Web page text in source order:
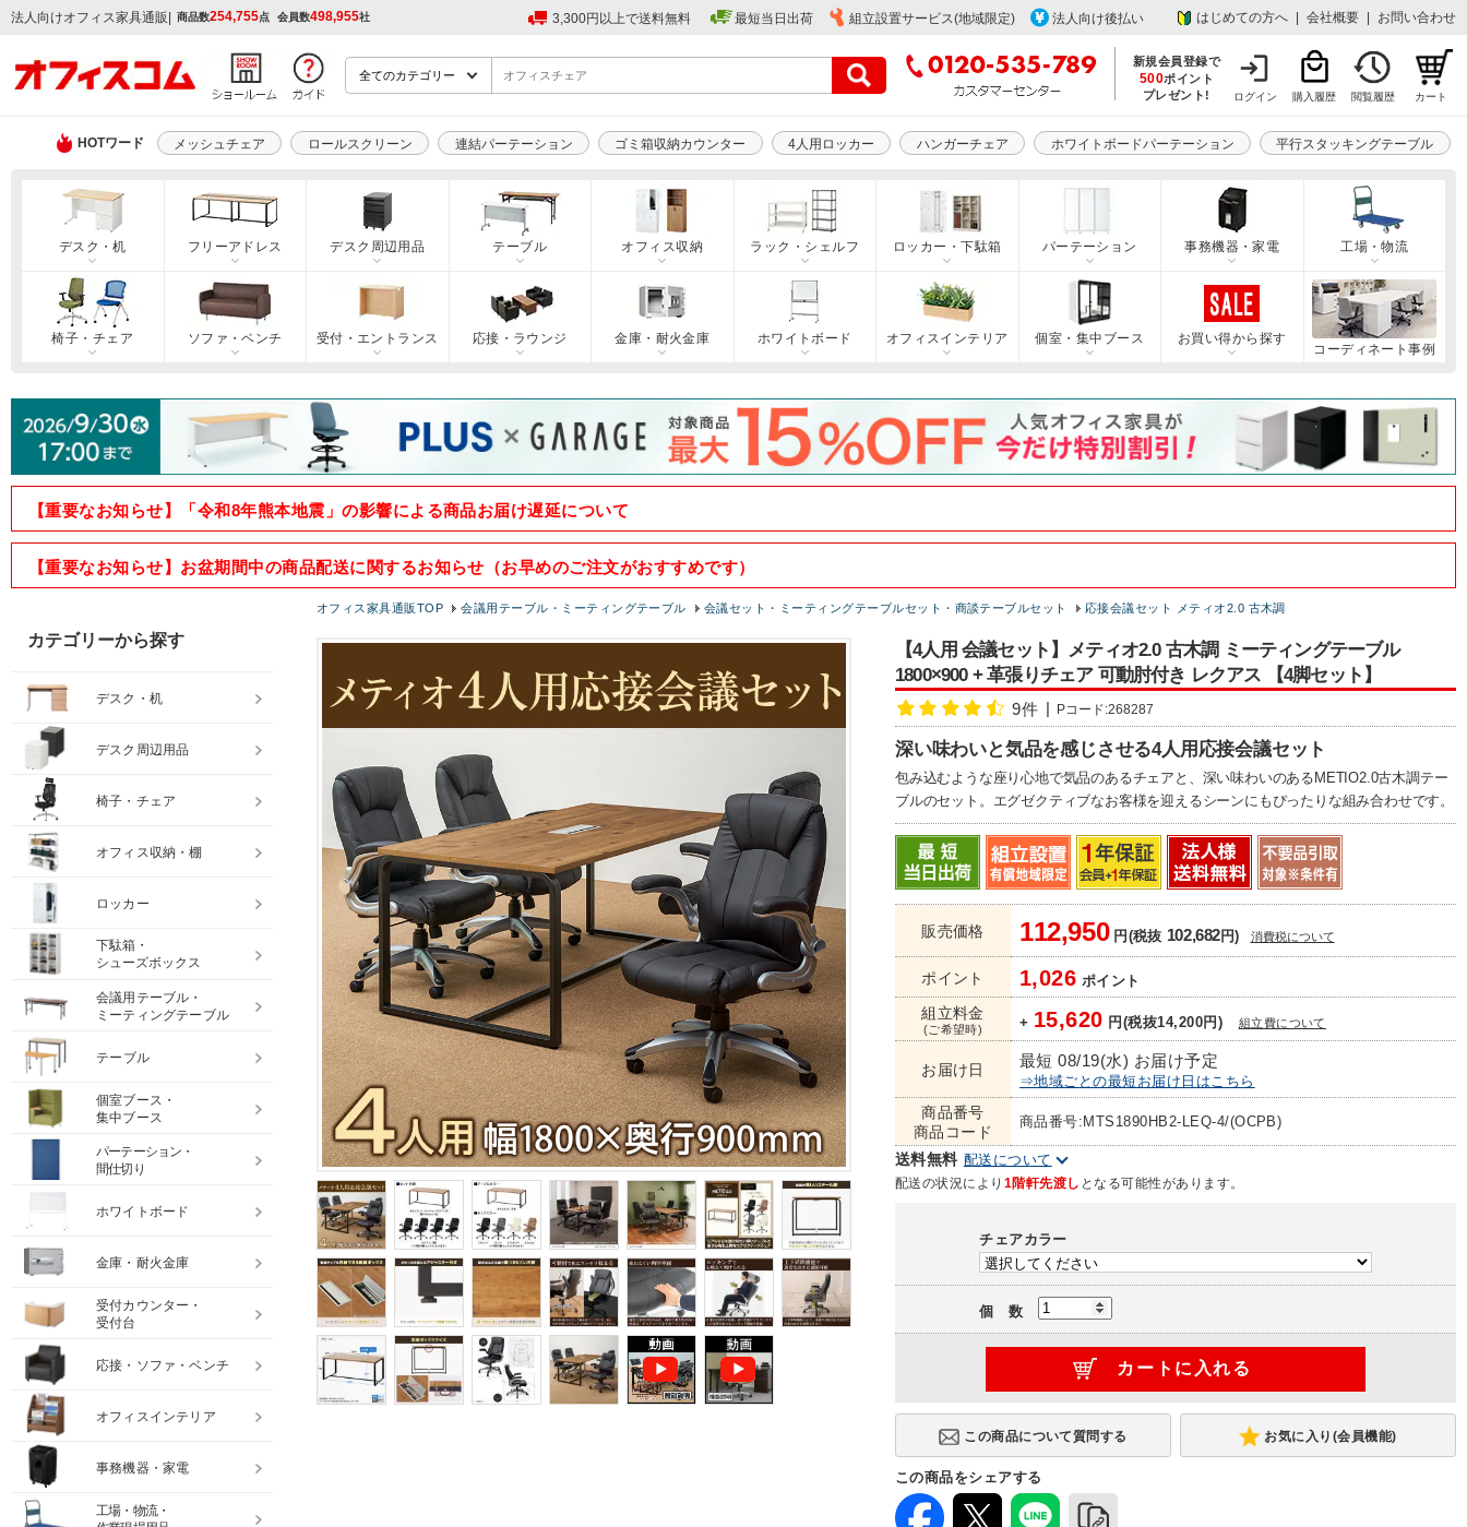
法人向けオフィス家具通販 | 商品数254,755点 会員数498,955社 3,300円以上で送料無料 最短当日出荷 組立設置サービス(地域限定) 法人向け後払い はじめての方へ 会社概要 お問い合わせ
新規会員登録で
500ポイント
プレゼント!
ログイン 購入履歴 閲覧履歴 カート
HOTワード メッシュチェア ロールスクリーン 連結パーテーション ゴミ箱収納カウンター 4人用ロッカー ハンガーチェア ホワイトボードパーテーション 平行スタッキングテーブル
デスク・机 フリーアドレス デスク周辺用品 テーブル オフィス収納 ラック・シェルフ ロッカー・下駄箱 パーテーション 事務機器・家電 工場・物流
椅子・チェア ソファ・ベンチ 受付・エントランス 応接・ラウンジ 金庫・耐火金庫 ホワイトボード オフィスインテリア 個室・集中ブース
お買い得から探す
コーディネート事例
【重要なお知らせ】「令和8年熊本地震」の影響による商品お届け遅延について
【重要なお知らせ】お盆期間中の商品配送に関するお知らせ（お早めのご注文がおすすめです）
オフィス家具通販TOP 会議用テーブル・ミーティングテーブル 会議セット・ミーティングテーブルセット・商談テーブルセット 応接会議セット メティオ2.0 古木調
【4人用 会議セット】メティオ2.0 古木調 ミーティングテーブル
1800×900 + 革張りチェア 可動肘付き レクアス 【4脚セット】
9件 Pコード:268287
深い味わいと気品を感じさせる4人用応接会議セット
包み込むような座り心地で気品のあるチェアと、深い味わいのあるMETIO2.0古木調テー
ブルのセット。エグゼクティブなお客様を迎えるシーンにもぴったりな組み合わせです。
販売価格 112,950円(税抜 102,682円) 消費税について
ポイント 1,026 ポイント
組立料金
(ご希望時) + 15,620 円(税抜14,200円) 組立費について
お届け日 最短 08/19(水) お届け予定
⇒地域ごとの最短お届け日はこちら
商品番号
商品コード
商品番号:MTS1890HB2-LEQ-4/(OCPB)
送料無料 配送について
配送の状況により 1階軒先渡し となる可能性があります。
チェアカラー
個 数
お気に入り(会員機能)
この商品をシェアする
カテゴリーから探す
デスク・机
デスク周辺用品
椅子・チェア
オフィス収納・棚
ロッカー
下駄箱・
シューズボックス
会議用テーブル・
ミーティングテーブル
テーブル
個室ブース・
集中ブース
パーテーション・
間仕切り
ホワイトボード
金庫・耐火金庫
受付カウンター・
受付台
応接・ソファ・ベンチ
オフィスインテリア
事務機器・家電
工場・物流・